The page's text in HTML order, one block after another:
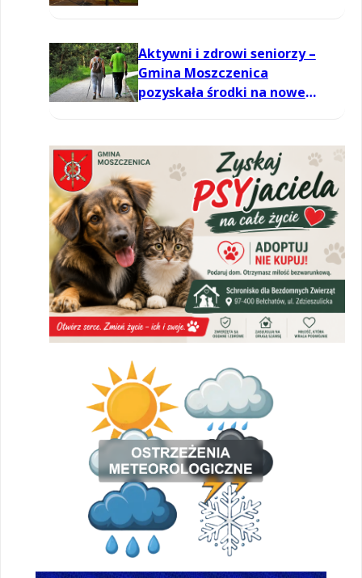
Aktywni i zdrowi seniorzy –
Gmina Moszczenica
pozyskała środki na nowe